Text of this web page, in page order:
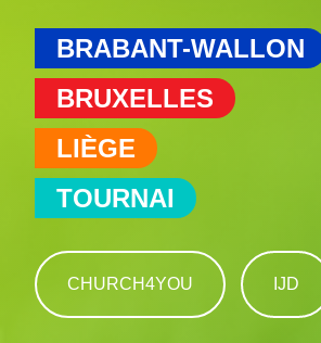
BRABANT-WALLON
BRUXELLES
LIÈGE
TOURNAI
CHURCH4YOU IJD